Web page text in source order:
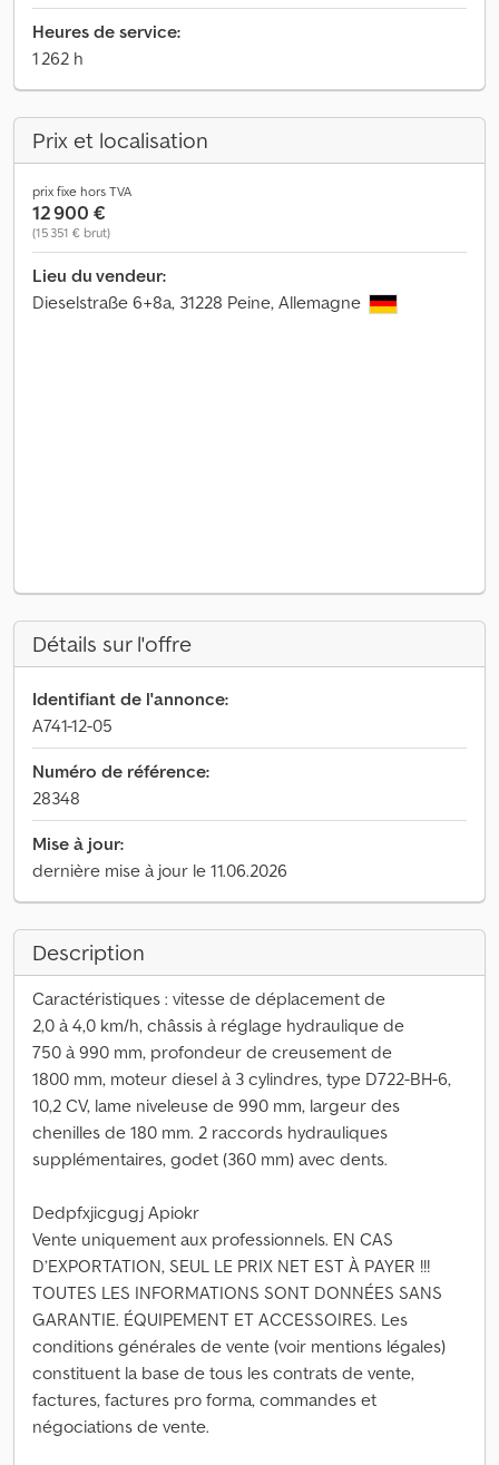
Heures de service:
1 262 h
Prix et localisation
prix fixe hors TVA
12 900 €
(15 351 € brut)
Lieu du vendeur:
Dieselstraße 6+8a, 31228 Peine, Allemagne
Détails sur l'offre
Identifiant de l'annonce:
A741-12-05
Numéro de référence:
28348
Mise à jour:
dernière mise à jour le 11.06.2026
Description
Caractéristiques : vitesse de déplacement de
2,0 à 4,0 km/h, châssis à réglage hydraulique de
750 à 990 mm, profondeur de creusement de
1800 mm, moteur diesel à 3 cylindres, type D722-BH-6,
10,2 CV, lame niveleuse de 990 mm, largeur des
chenilles de 180 mm. 2 raccords hydrauliques
supplémentaires, godet (360 mm) avec dents.
Dedpfxjicgugj Apiokr
Vente uniquement aux professionnels. EN CAS
D’EXPORTATION, SEUL LE PRIX NET EST À PAYER !!!
TOUTES LES INFORMATIONS SONT DONNÉES SANS
GARANTIE. ÉQUIPEMENT ET ACCESSOIRES. Les
conditions générales de vente (voir mentions légales)
constituent la base de tous les contrats de vente,
factures, factures pro forma, commandes et
négociations de vente.